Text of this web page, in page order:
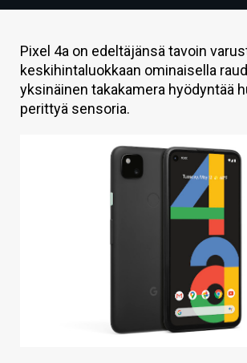
TECHBBS
TIETOA
HINTA.FI
KAUPPA
Pixel 4a on edeltäjänsä tavoin
keskihintaluokkaan ominaisella
yksinäinen takakamera hyödyntää
perittyä sensoria.